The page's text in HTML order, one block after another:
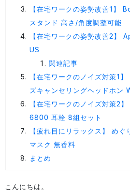
【在宅ワークの姿勢改善1】
スタンド 高さ/角度調整可能
【在宅ワークの姿勢改善2
US
関連記事
【在宅ワークのノイズ対策1
ズキャンセリングヘッドホン
【在宅ワークのノイズ対策2
6800 耳栓 8組セット
【疲れ目にリラックス】 め
マスク 無香料
まとめ
こんにちは。